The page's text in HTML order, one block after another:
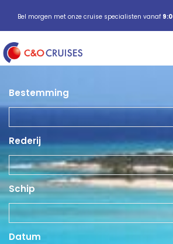
Bel morgen met onze cruise specialisten vanaf
Bestemming
Rederij
Schip
Datum